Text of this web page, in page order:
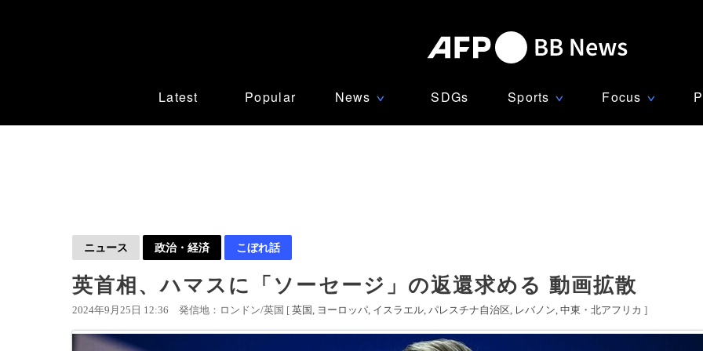
Latest Popular News ∨ SDGs Sports ∨ Focus ∨
ニュース 政治・経済 こぼれ話
英首相、ハマスに「ソーセージ」の返還求める 動画拡散
2024年9月25日 12:36 発信地：ロンドン/英国 [ 英国 ヨーロッパ イスラエル パレスチナ自治区 レバノン 中東・北アフリカ ]